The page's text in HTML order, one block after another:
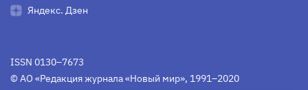
Яндекс. Дзен
ISSN 0130–7673
© АО «Редакция журнала «Новый мир», 1991–2020